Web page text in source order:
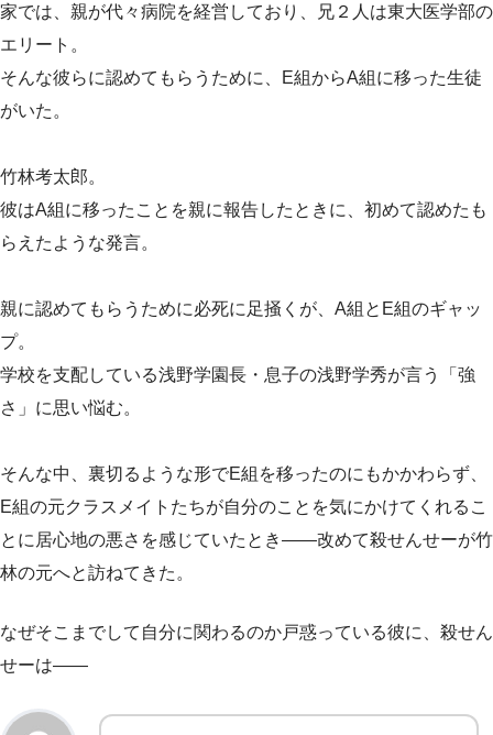
家では、親が代々病院を経営しており、兄２人は東大医学部の
エリート。
そんな彼らに認めてもらうために、E組からA組に移った生徒
がいた。
竹林考太郎。
彼はA組に移ったことを親に報告したときに、初めて認めたも
らえたような発言。
親に認めてもらうために必死に足掻くが、A組とE組のギャッ
プ。
学校を支配している浅野学園長・息子の浅野学秀が言う「強
さ」に思い悩む。
そんな中、裏切るような形でE組を移ったのにもかかわらず、
E組の元クラスメイトたちが自分のことを気にかけてくれるこ
とに居心地の悪さを感じていたとき——改めて殺せんせーが竹
林の元へと訪ねてきた。
なぜそこまでして自分に関わるのか戸惑っている彼に、殺せん
せーは——